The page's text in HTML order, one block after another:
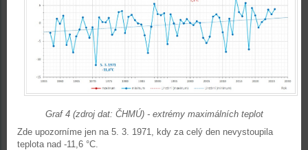
Graf 4 (zdroj dat: ČHMÚ) - extrémy maximálních teplot
Zde upozorníme jen na 5. 3. 1971, kdy za celý den nevystoupila
teplota nad -11,6 °C.